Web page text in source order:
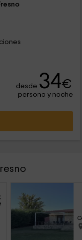
desde 34€
persona y noche